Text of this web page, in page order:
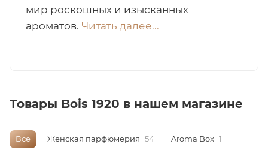
мир роскошных и изысканных
ароматов. Читать далее...
Товары Bois 1920 в нашем магазине
Все Женская парфюмерия 54 Aroma Box 1